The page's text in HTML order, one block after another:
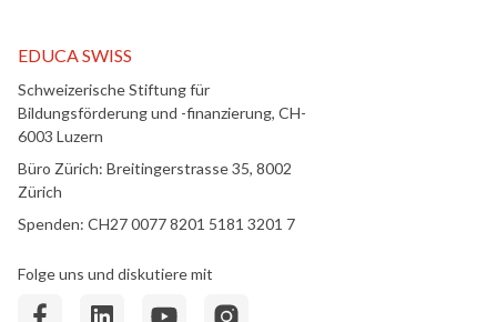
EDUCA SWISS
Schweizerische Stiftung für
Bildungsförderung und -finanzierung, CH-
6003 Luzern
Büro Zürich: Breitingerstrasse 35, 8002
Zürich
Spenden: CH27 0077 8201 5181 3201 7
Folge uns und diskutiere mit